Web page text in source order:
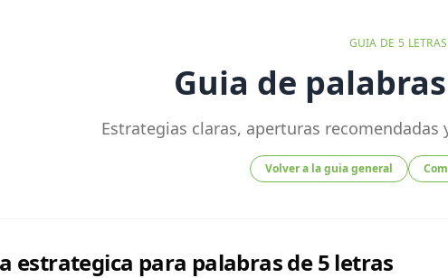
GUIA DE 5 LETRAS
Guia de
Estrategias claras, aperturas
Volver a la guia general
estrategica para palabras de 5 letras